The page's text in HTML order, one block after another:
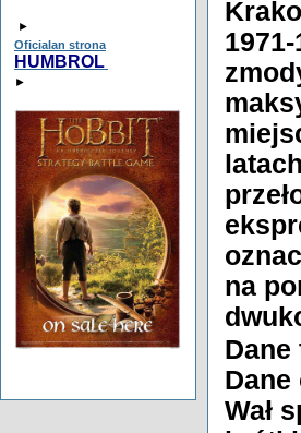
►
Oficialan strona
HUMBROL
►
na
Dane
Dane
Wał